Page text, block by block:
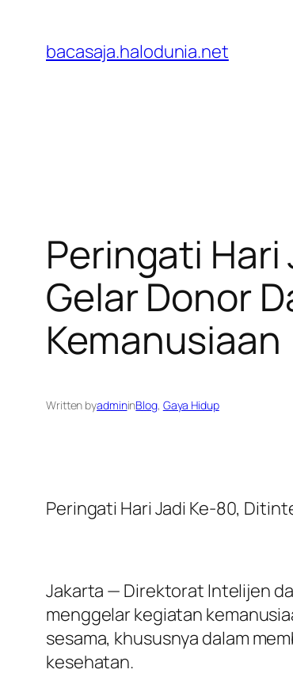
konten
bacasaja.halodunia.net
Peringati
Gelar Donor
Kemanusiaan
Written byadmininBlog, Gaya Hidup
Peringati Hari Jadi Ke-80,
Jakarta — Direktorat Intelijen
menggelar kegiatan
sesama, khususnya dalam
kesehatan.